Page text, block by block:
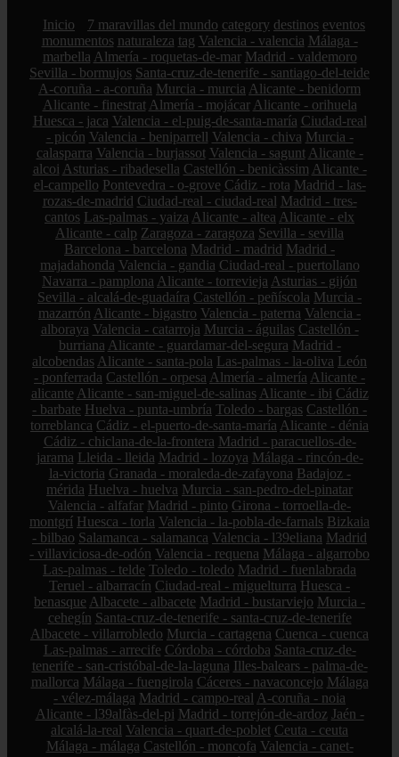
Inicio 7 maravillas del mundo category destinos eventos
monumentos naturaleza tag Valencia - valencia Málaga -
marbella Almería - roquetas-de-mar Madrid - valdemoro
Sevilla - bormujos Santa-cruz-de-tenerife - santiago-del-teide
A-coruña - a-coruña Murcia - murcia Alicante - benidorm
Alicante - finestrat Almería - mojácar Alicante - orihuela
Huesca - jaca Valencia - el-puig-de-santa-maría Ciudad-real
- picón Valencia - beniparrell Valencia - chiva Murcia -
calasparra Valencia - burjassot Valencia - sagunt Alicante -
alcoi Asturias - ribadesella Castellón - benicàssim Alicante -
el-campello Pontevedra - o-grove Cádiz - rota Madrid - las-
rozas-de-madrid Ciudad-real - ciudad-real Madrid - tres-
cantos Las-palmas - yaiza Alicante - altea Alicante - elx
Alicante - calp Zaragoza - zaragoza Sevilla - sevilla
Barcelona - barcelona Madrid - madrid Madrid -
majadahonda Valencia - gandia Ciudad-real - puertollano
Navarra - pamplona Alicante - torrevieja Asturias - gijón
Sevilla - alcalá-de-guadaíra Castellón - peñíscola Murcia -
mazarrón Alicante - bigastro Valencia - paterna Valencia -
alboraya Valencia - catarroja Murcia - águilas Castellón -
burriana Alicante - guardamar-del-segura Madrid -
alcobendas Alicante - santa-pola Las-palmas - la-oliva León
- ponferrada Castellón - orpesa Almería - almería Alicante -
alicante Alicante - san-miguel-de-salinas Alicante - ibi Cádiz
- barbate Huelva - punta-umbría Toledo - bargas Castellón -
torreblanca Cádiz - el-puerto-de-santa-maría Alicante - dénia
Cádiz - chiclana-de-la-frontera Madrid - paracuellos-de-
jarama Lleida - lleida Madrid - lozoya Málaga - rincón-de-
la-victoria Granada - moraleda-de-zafayona Badajoz -
mérida Huelva - huelva Murcia - san-pedro-del-pinatar
Valencia - alfafar Madrid - pinto Girona - torroella-de-
montgrí Huesca - torla Valencia - la-pobla-de-farnals Bizkaia
- bilbao Salamanca - salamanca Valencia - l39eliana Madrid
- villaviciosa-de-odón Valencia - requena Málaga - algarrobo
Las-palmas - telde Toledo - toledo Madrid - fuenlabrada
Teruel - albarracín Ciudad-real - miguelturra Huesca -
benasque Albacete - albacete Madrid - bustarviejo Murcia -
cehegín Santa-cruz-de-tenerife - santa-cruz-de-tenerife
Albacete - villarrobledo Murcia - cartagena Cuenca - cuenca
Las-palmas - arrecife Córdoba - córdoba Santa-cruz-de-
tenerife - san-cristóbal-de-la-laguna Illes-balears - palma-de-
mallorca Málaga - fuengirola Cáceres - navaconcejo Málaga
- vélez-málaga Madrid - campo-real A-coruña - noia
Alicante - l39alfàs-del-pi Madrid - torrejón-de-ardoz Jaén -
alcalá-la-real Valencia - quart-de-poblet Ceuta - ceuta
Málaga - málaga Castellón - moncofa Valencia - canet-